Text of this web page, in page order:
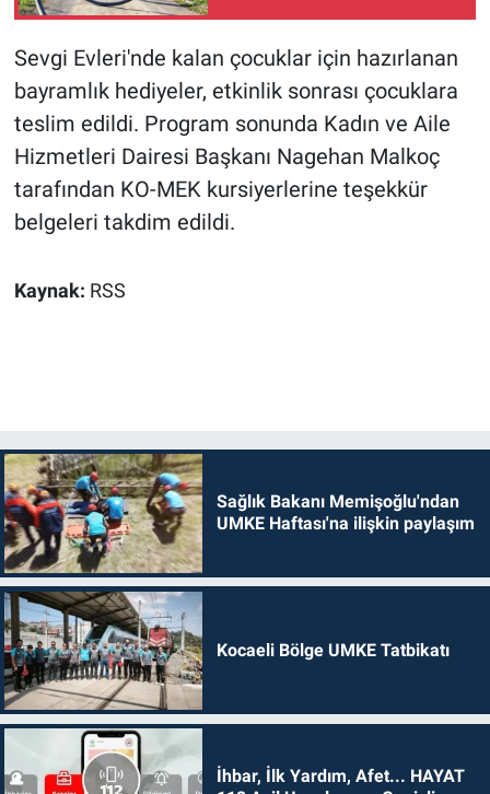
Sevgi Evleri'nde kalan çocuklar için hazırlanan
bayramlık hediyeler, etkinlik sonrası çocuklara
teslim edildi. Program sonunda Kadın ve Aile
Hizmetleri Dairesi Başkanı Nagehan Malkoç
tarafından KO-MEK kursiyerlerine teşekkür
belgeleri takdim edildi.
Kaynak: RSS
Sağlık Bakanı Memişoğlu'ndan
UMKE Haftası'na ilişkin paylaşım
Kocaeli Bölge UMKE Tatbikatı
İhbar, İlk Yardım, Afet... HAYAT